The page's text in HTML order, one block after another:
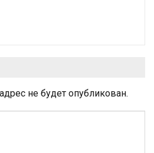
не будет опубликован.